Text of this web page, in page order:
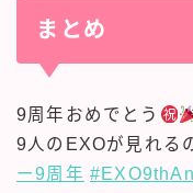
まとめ
9周年おめでとう
9人のEXOが見れる
ー9周年